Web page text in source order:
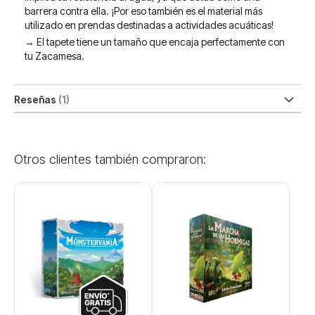
barrera contra ella. ¡Por eso también es el material más
utilizado en prendas destinadas a actividades acuáticas!
→ El tapete tiene un tamaño que encaja perfectamente con
tu Zacamesa.
Reseñas 1
Otros clientes también compraron: